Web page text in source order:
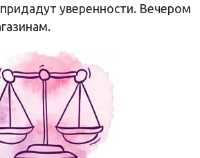
уверенности. Вечером